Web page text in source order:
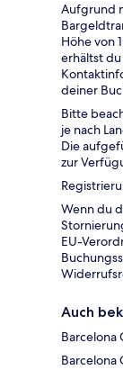
Aufgrund
Höhe von
erhältst
deiner
Bitte
je nach
Die
zur
Wenn du
EU-
Auch
Barcelona
Barcelona